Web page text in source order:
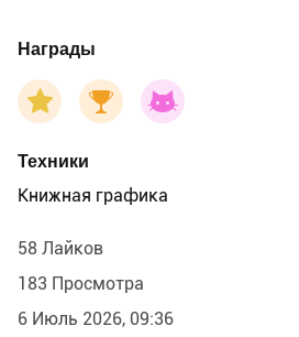
Награды
Техники
Книжная графика
58 Лайков
183 Просмотра
6 Июль 2026, 09:36